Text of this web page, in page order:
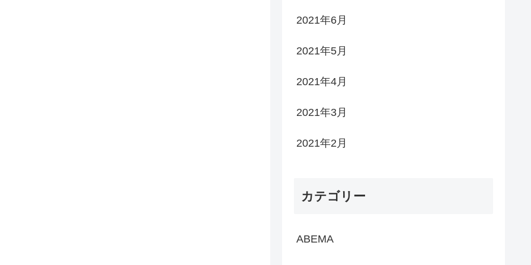
2021年6月
2021年5月
2021年4月
2021年3月
2021年2月
カテゴリー
ABEMA